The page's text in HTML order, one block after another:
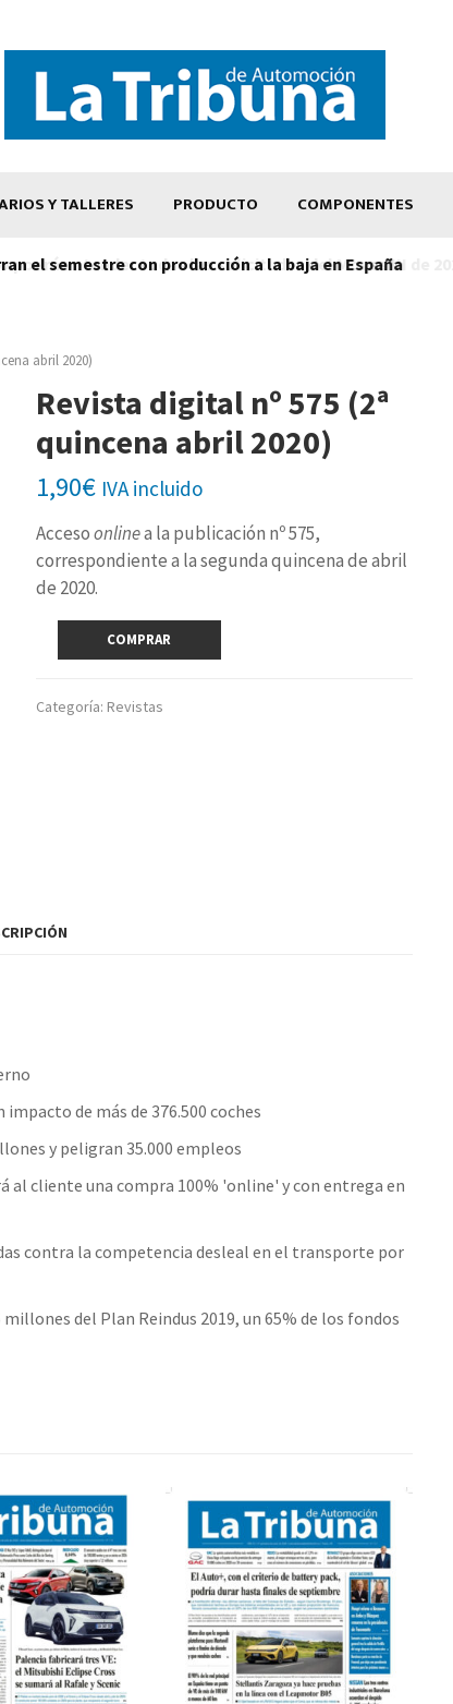
Y TALLERES PRODUCTO COMPONENTES
el semestre con producción a la baja en España
abril 2020)
Revista digital nº 575 (2ª
quincena abril 2020)
1,90€ IVA incluido
Accesoonlinea la publicación nº 575,
correspondiente a la segunda quincena de abril
de 2020.
575
COMPRAR
Categoría: Revistas
de más de 376.500 coches
y peligran 35.000 empleos
al cliente una compra 100% 'online' y con entrega en
contra la competencia desleal en el transporte por
del Plan Reindus 2019, un 65% de los fondos